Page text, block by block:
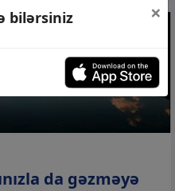
da gəzməyə
bilərsiniz ×